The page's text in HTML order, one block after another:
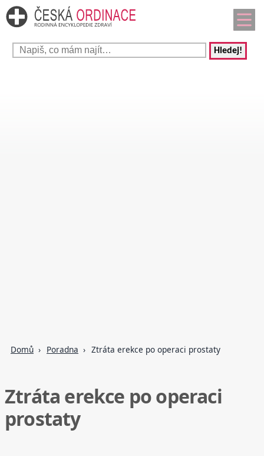
Hledej!
Domů Poradna Ztráta erekce po operaci prostaty
Ztráta erekce po operaci
prostaty